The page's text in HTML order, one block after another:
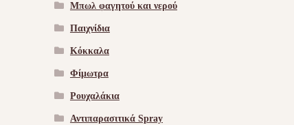
Μπωλ φαγητού και νερού
Παιχνίδια
Κόκκαλα
Φίμωτρα
Ρουχαλάκια
Αντιπαρασιτικά Spray